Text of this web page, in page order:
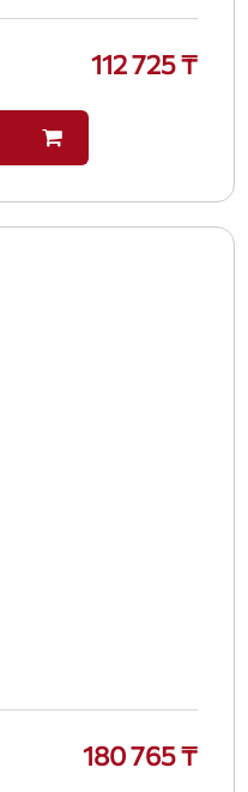
112 725 ₸
180 765 ₸